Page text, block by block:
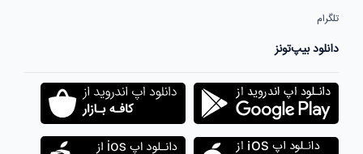
تلگرام
دانلود بیپ‌تونز